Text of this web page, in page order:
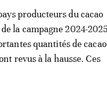
producteurs du cacao
la campagne 2024-
quantités de cacao
revus à la hausse. Ces